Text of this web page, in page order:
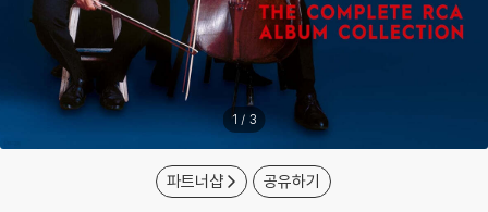
1 / 3
파트너샵 공유하기